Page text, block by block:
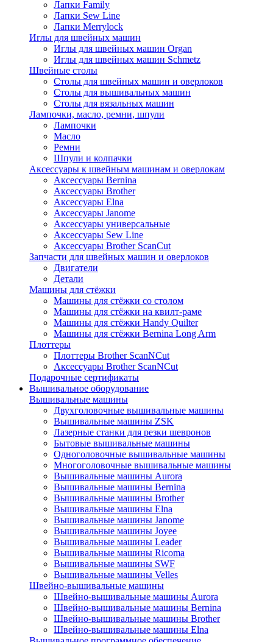
Лапки Family
Лапки Sew Line
Лапки Merrylock
Иглы для швейных машин
Иглы для швейных машин Organ
Иглы для швейных машин Schmetz
Швейные столы
Столы для швейных машин и оверлоков
Столы для вышивальных машин
Столы для вязальных машин
Лампочки, масло, ремни, шпули
Лампочки
Масло
Ремни
Шпули и колпачки
Аксессуары к швейным машинам и оверлокам
Аксессуары Bernina
Аксессуары Brother
Аксессуары Elna
Аксессуары Janome
Аксессуары универсальные
Аксессуары Sew Line
Аксессуары Brother ScanCut
Запчасти для швейных машин и оверлоков
Двигатели
Детали
Машины для стёжки
Машины для стёжки со столом
Машины для стёжки на квилт-раме
Машины для стёжки Handy Quilter
Машины для стёжки Bernina Long Arm
Плоттеры
Плоттеры Brother ScanNCut
Аксессуары Brother ScanNCut
Подарочные сертификаты
Вышивальное оборудование
Вышивальные машины
Двухголовочные вышивальные машины
Вышивальные машины ZSK
Лазерные станки для резки шевронов
Бытовые вышивальные машины
Одноголовочные вышивальные машины
Многоголовочные вышивальные машины
Вышивальные машины Aurora
Вышивальные машины Bernina
Вышивальные машины Brother
Вышивальные машины Elna
Вышивальные машины Janome
Вышивальные машины Joyee
Вышивальные машины Leader
Вышивальные машины Ricoma
Вышивальные машины SWF
Вышивальные машины Velles
Швейно-вышивальные машины
Швейно-вышивальные машины Aurora
Швейно-вышивальные машины Bernina
Швейно-вышивальные машины Brother
Швейно-вышивальные машины Elna